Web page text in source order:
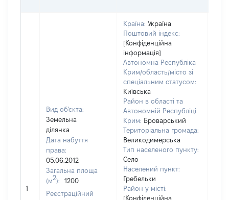
1
Вид об'єкта:
Земельна
ділянка
Дата набуття
права:
05.06.2012
Загальна площа
(м2):
1200
Реєстраційний
Країна: Україна
Поштовий індекс:
[Конфіденційна
інформація]
Автономна Республіка
Крим/область/місто зі
спеціальним статусом:
Київська
Район в області та
Автономній Республіці
Крим: Броварський
Територіальна громада:
Великодимерська
Тип населеного пункту:
Село
Населений пункт:
Гребельки
Район у місті:
[Конфіденційна